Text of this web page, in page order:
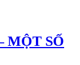
MỘT SỐ